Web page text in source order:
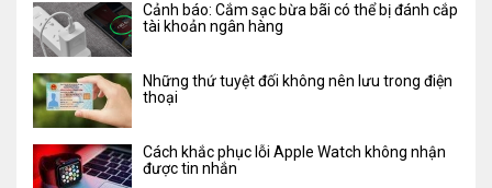
Cảnh báo: Cắm sạc bừa bãi có thể bị đánh cắp
tài khoản ngân hàng
Những thứ tuyệt đối không nên lưu trong điện
thoại
Cách khắc phục lỗi Apple Watch không nhận
được tin nhắn